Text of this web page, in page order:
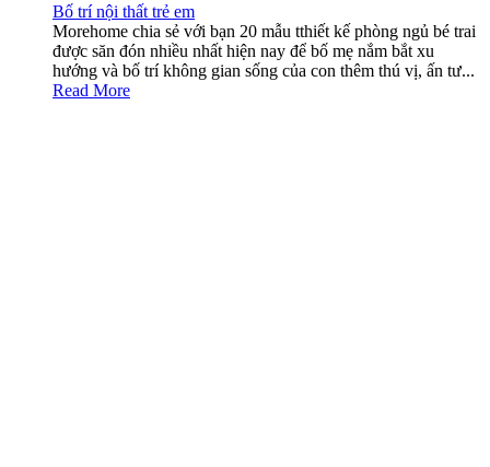
Bố trí nội thất trẻ em
Morehome chia sẻ với bạn 20 mẫu tthiết kế phòng ngủ bé trai
được săn đón nhiều nhất hiện nay để bố mẹ nắm bắt xu
hướng và bố trí không gian sống của con thêm thú vị, ấn tư...
Read More